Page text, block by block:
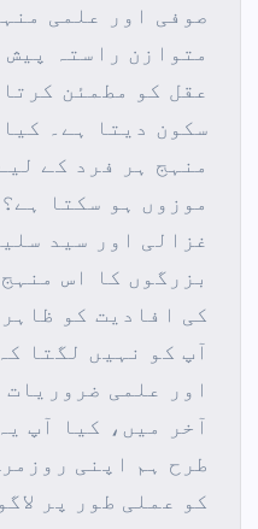
صوفی اور علمی
متوازن راستہ
عقل کو مطمئن
سکون دیتا ہے۔
منہج ہر فرد کے
موزوں ہو سکتا
غزالی اور سید
بزرگوں کا اس
کی افادیت کو
آپ کو نہیں لگتا
اور علمی
آخر میں، کیا آپ
طرح ہم اپنی
کو عملی طور پر